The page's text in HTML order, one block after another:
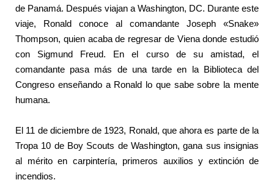
de Panamá. Después viajan a Washington, DC. Durante este
viaje, Ronald conoce al comandante Joseph «Snake»
Thompson, quien acaba de regresar de Viena donde estudió
con Sigmund Freud. En el curso de su amistad, el
comandante pasa más de una tarde en la Biblioteca del
Congreso enseñando a Ronald lo que sabe sobre la mente
humana.
El 11 de diciembre de 1923, Ronald, que ahora es parte de la
Tropa 10 de Boy Scouts de Washington, gana sus insignias
al mérito en carpintería, primeros auxilios y extinción de
incendios.